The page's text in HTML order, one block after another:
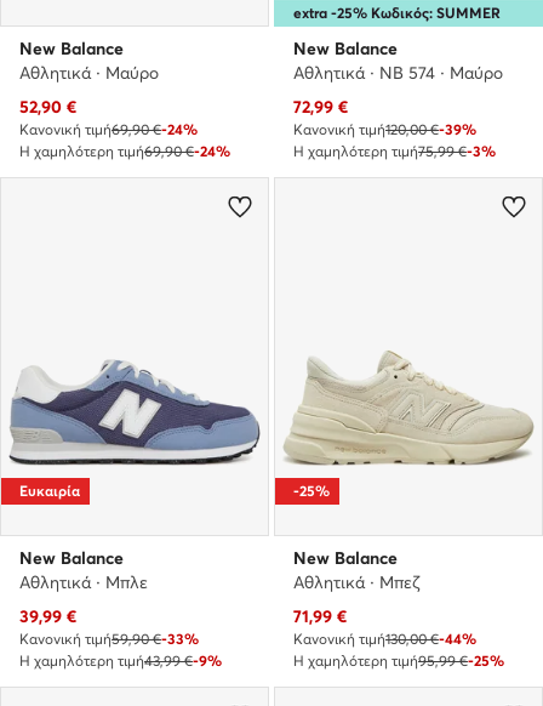
New Balance
Αθλητικά · Μαύρο
Τρέχουσα τιμή
52,90 €
Κανονική τιμή69,90 €-24%
Η χαμηλότερη τιμή69,90 €-24%
extra -25% Κωδικός: SUMMER
New Balance
Αθλητικά · NB 574 · Μαύρο
Τρέχουσα τιμή
72,99 €
Κανονική τιμή120,00 €-39%
Η χαμηλότερη τιμή75,99 €-3%
Ευκαιρία
New Balance
Αθλητικά · Μπλε
Τρέχουσα τιμή
39,99 €
Κανονική τιμή59,90 €-33%
Η χαμηλότερη τιμή43,99 €-9%
-25%
New Balance
Αθλητικά · Μπεζ
Τρέχουσα τιμή
71,99 €
Κανονική τιμή130,00 €-44%
Η χαμηλότερη τιμή95,99 €-25%